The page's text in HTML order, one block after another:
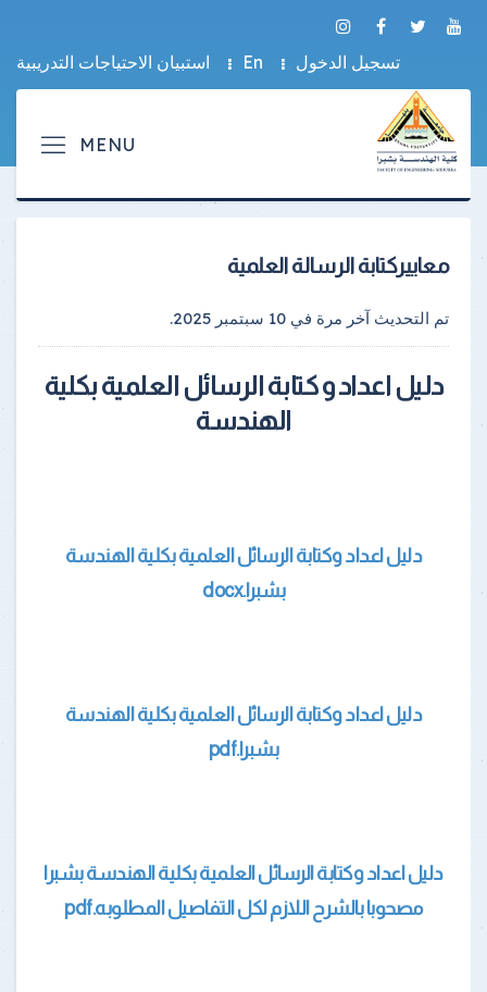
تسجيل الدخول En استبيان الاحتياجات التدريبية
معاييركتابة الرسالة العلمية
تم التحديث آخر مرة في 10 سبتمبر 2025 .
دليل اعداد و كتابة الرسائل العلمية بكلية
الهندسة
دليل اعداد وكتابة الرسائل العلمية بكلية الهندسة
بشبرا.docx
دليل اعداد وكتابة الرسائل العلمية بكلية الهندسة
بشبرا.pdf
دليل اعداد وكتابة الرسائل العلمية بكلية الهندسة بشبرا
مصحوبا بالشرح اللازم لكل التفاصيل المطلوبه.pdf